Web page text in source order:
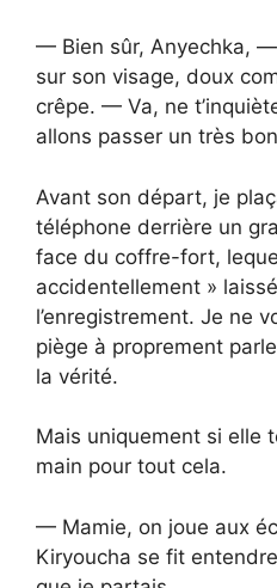
— Bien sûr, Anyechka, —
sur son visage, doux
crêpe. — Va, ne
allons passer un très
Avant son départ, je
téléphone derrière un
face du coffre-fort,
accidentellement »
l’enregistrement. Je ne
piège à proprement
la vérité.
Mais uniquement si elle
main pour tout cela.
— Mamie, on joue aux
Kiryoucha se fit